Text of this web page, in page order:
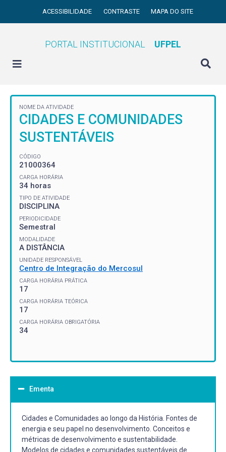
ACESSIBILIDADE CONTRASTE MAPA DO SITE
PORTAL INSTITUCIONAL UFPEL
NOME DA ATIVIDADE
CIDADES E COMUNIDADES
SUSTENTÁVEIS
CÓDIGO
21000364
CARGA HORÁRIA
34 horas
TIPO DE ATIVIDADE
DISCIPLINA
PERIODICIDADE
Semestral
MODALIDADE
A DISTÂNCIA
UNIDADE RESPONSÁVEL
Centro de Integração do Mercosul
CARGA HORÁRIA PRÁTICA
17
CARGA HORÁRIA TEÓRICA
17
CARGA HORÁRIA OBRIGATÓRIA
34
Ementa
Cidades e Comunidades ao longo da História. Fontes de
energia e seu papel no desenvolvimento. Conceitos e
métricas de desenvolvimento e sustentabilidade.
Modelos de cidades e comunidades sustentáveis de